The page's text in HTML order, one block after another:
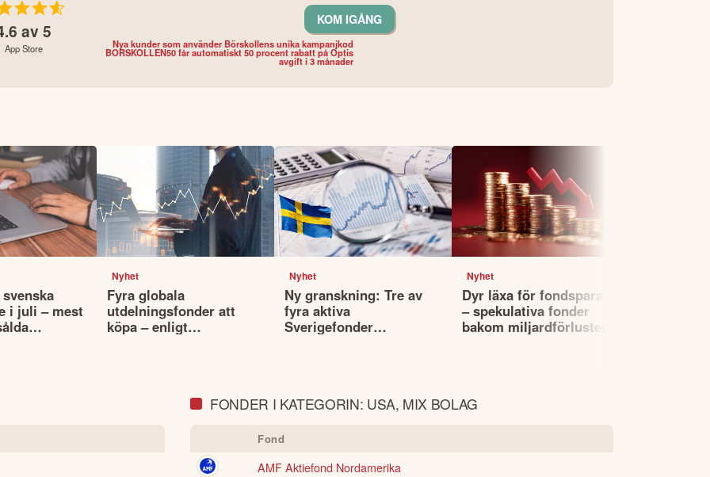
av 5
App Store
KOM IGÅNG
Nya kunder som använder Börskollens unika kampanjkod
BORSKOLLEN50 får automatiskt 50 procent rabatt på Optis
avgift i 3 månader
i juli – mest
Nyhet
Fyra globala
utdelningsfonder att
köpa – enligt
Nyhet
Ny granskning: Tre av
fyra aktiva
Sverigefonder
Nyhet
Dyr läxa för fondsparare
– spekulativa fonder
bakom miljardförluster
FONDER I KATEGORIN: USA, MIX BOLAG
Fond
AMF Aktiefond Nordamerika